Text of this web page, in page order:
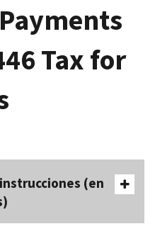
Tax for
(en